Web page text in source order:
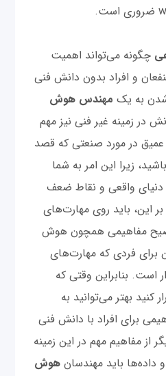
چگونه می‌تواند اهمیت
و افراد بدون دانش فنی
به یک مهندس هوش
در زمینه‌ غیر فنی نیز مهم
عمیق در مورد صنعتی که قصد
زیرا این امر به شما
واقعی و نقاط ضعف
این، باید روی مهارت‌های
مفاهیمی همچون هوش
برای فردی که مهارت‌های
است. بنابراین وقتی ‌که
کنید بهتر می‌توانید به
برای افراد با دانش فنی
از مفاهیم مهم در این زمینه
داده‌ها باید مهندسانهوش